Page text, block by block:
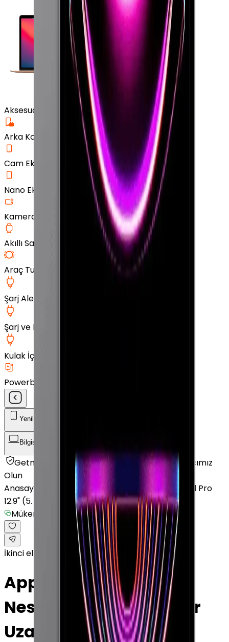
Aksesuar
Arka Koruma Kılıf
Cam Ekran Koruyucu
Nano Ekran Koruyucu
Kamera Cam Koruyucu
Akıllı Saat Aksesuarları
Araç Tutucu
Şarj Aleti
Şarj ve Data Kablosu
Kulak İçi Kulaklık
Powerbank
Yenilenmiş Telefon
Bilgisayar / Tablet
Getmobil Güvencesi Mağazalarımız
Satıcımız
Olun
Anasayfa
Bilgisayar / Tablet Apple Tablet / iPad Pro
12.9" (5. Nesil)
Mükemmel
İkinci el
Apple iPad Pro 12.9" (5.
Nesil) 2 TB 12.9" Cellular
Uzay Grisi Mükemmel ·